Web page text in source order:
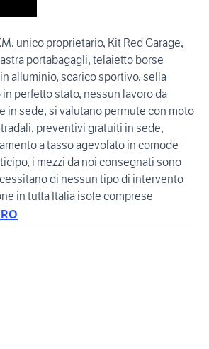
unico proprietario, Kit Red Garage,
portabagagli, telaietto borse
alluminio, scarico sportivo, sella
perfetto stato, nessun lavoro da
in sede, si valutano permute con moto
preventivi gratuiti in sede,
a tasso agevolato in comode
i mezzi da noi consegnati sono
di nessun tipo di intervento
in tutta Italia isole comprese